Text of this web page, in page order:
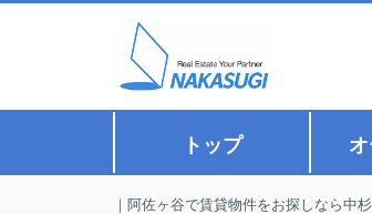
トップ
｜阿佐ヶ谷で賃貸物件をお探しなら中